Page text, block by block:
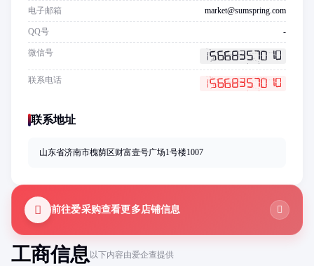
工商信息以下内容由爱企查提供
电子邮箱 market@sumspring.com
QQ号 -
微信号
联系电话
联系地址
山东省济南市槐荫区财富壹号广场1号楼1007
前往爱采购查看更多店铺信息